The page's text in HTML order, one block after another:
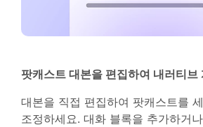
팟캐스트 대본을 편집하여 내러티브
대본을 직접 편집하여 팟캐스트를
조정하세요. 대화 블록을 추가하거